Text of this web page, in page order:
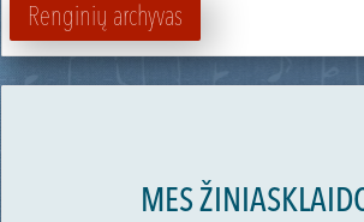
Renginių archyvas
MES